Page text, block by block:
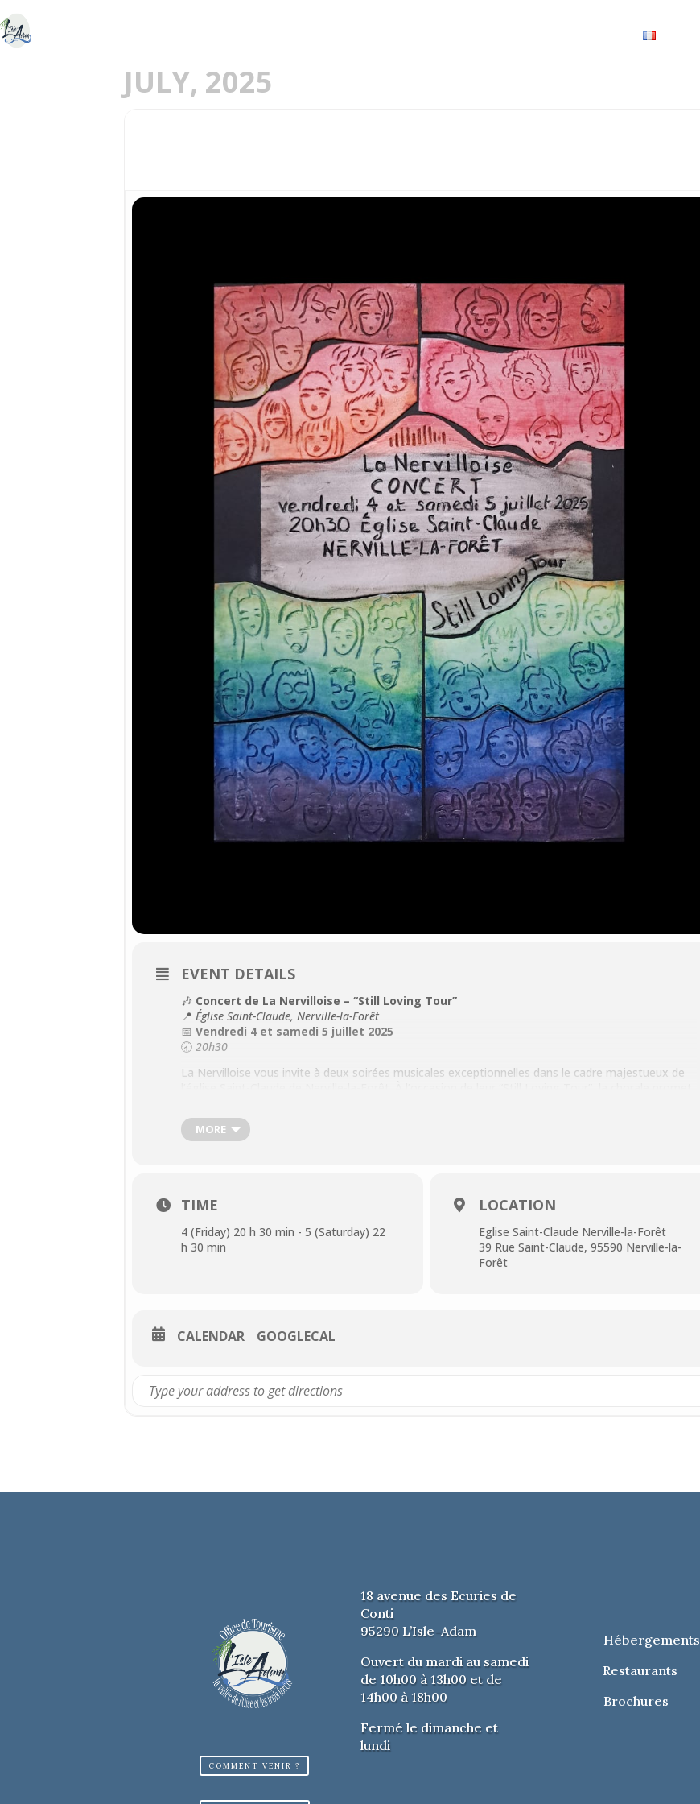
JULY, 2025
EVENT DETAILS
🎶 Concert de La Nervilloise – “Still Loving Tour”
📍 Église Saint-Claude, Nerville-la-Forêt
📅Vendredi 4 et samedi 5 juillet 2025
🕣20h30
La Nervilloise vous invite à deux soirées musicales exceptionnelles dans le cadre majestueux de
Un rendez-vous convivial, intergénérationnel et festif, à ne pas manquer !
MORE
TIME
4 (Friday) 20 h 30 min - 5 (Saturday) 22
h 30 min
LOCATION
Eglise Saint-Claude Nerville-la-Forêt
39 Rue Saint-Claude, 95590 Nerville-la-
Forêt
CALENDAR GOOGLECAL
18 avenue des Ecuries de
Conti
95290 L’Isle-Adam
Ouvert du mardi au samedi
de 10h00 à 13h00 et de
14h00 à 18h00
Fermé le dimanche et
lundi
Hébergements
Restaurants
Brochures
COMMENT VENIR ?